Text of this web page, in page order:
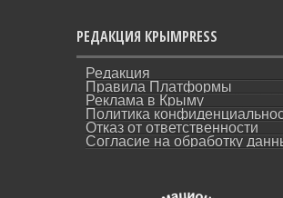
РЕДАКЦИЯ КРЫМPRESS
Редакция
Правила Платформы
Реклама в Крыму
Политика
Отказ от ответственности
Согласие на обработку